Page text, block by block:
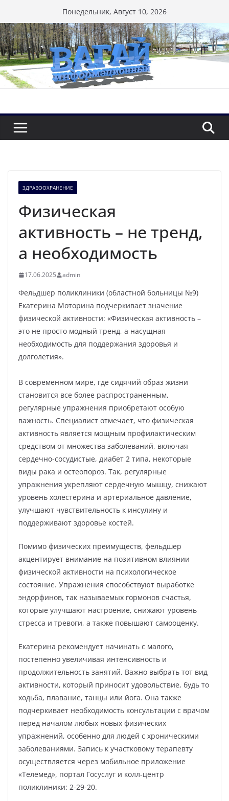
к
содержимому
Понедельник, Август 10, 2026
ЗДРАВООХРАНЕНИЕ
Физическая
активность – не тренд,
а необходимость
17.06.2025 admin
Фельдшер поликлиники (областной больницы №9)
Екатерина Моторина подчеркивает значение
физической активности: «Физическая активность –
это не просто модный тренд, а насущная
необходимость для поддержания здоровья и
долголетия».
В современном мире, где сидячий образ жизни
становится все более распространенным,
регулярные упражнения приобретают особую
важность. Специалист отмечает, что физическая
активность является мощным профилактическим
средством от множества заболеваний, включая
сердечно-сосудистые, диабет 2 типа, некоторые
виды рака и остеопороз. Так, регулярные
упражнения укрепляют сердечную мышцу, снижают
уровень холестерина и артериальное давление,
улучшают чувствительность к инсулину и
поддерживают здоровье костей.
Помимо физических преимуществ, фельдшер
акцентирует внимание на позитивном влиянии
физической активности на психологическое
состояние. Упражнения способствуют выработке
эндорфинов, так называемых гормонов счастья,
которые улучшают настроение, снижают уровень
стресса и тревоги, а также повышают самооценку.
Екатерина рекомендует начинать с малого,
постепенно увеличивая интенсивность и
продолжительность занятий. Важно выбрать тот вид
активности, который приносит удовольствие, будь то
ходьба, плавание, танцы или йога. Она также
подчеркивает необходимость консультации с врачом
перед началом любых новых физических
упражнений, особенно для людей с хроническими
заболеваниями. Запись к участковому терапевту
осуществляется через мобильное приложение
«Телемед», портал Госуслуг и колл-центр
поликлиники: 2-29-20.